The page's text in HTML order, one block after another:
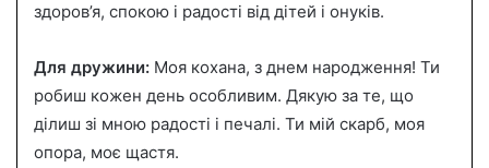
здоров’я, спокою і радості від дітей і онуків.
Для дружини: Моя кохана, з днем народження! Ти
робиш кожен день особливим. Дякую за те, що
ділиш зі мною радості і печалі. Ти мій скарб, моя
опора, моє щастя.